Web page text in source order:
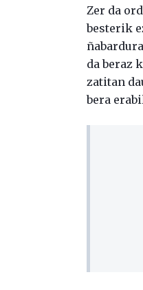
Zer da
besterik
da beraz
zatitan
bera